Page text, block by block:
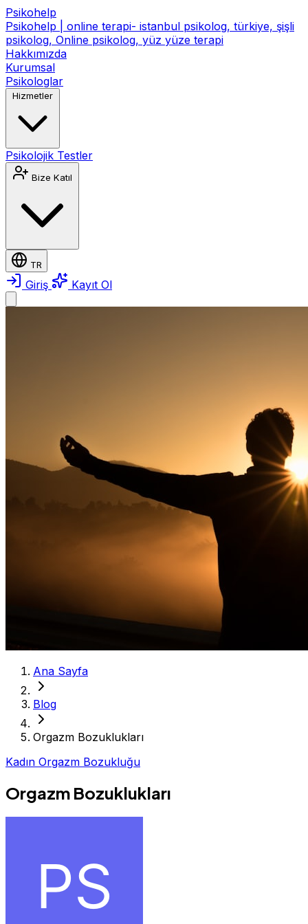
Psikohelp
Psikohelp | online terapi- istanbul psikolog, türkiye, şişli
psikolog, Online psikolog, yüz yüze terapi
Hakkımızda
Kurumsal
Psikologlar
Hizmetler
Psikolojik Testler
Bize Katıl
TR
Giriş Kayıt Ol
Ana Sayfa
Blog
Orgazm Bozuklukları
Kadın Orgazm Bozukluğu
Orgazm Bozuklukları